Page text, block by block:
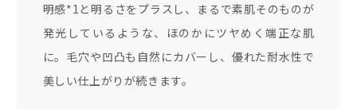
明感*1と明るさをプラスし、まるで素肌そのものが
発光しているような、ほのかにツヤめく端正な肌
に。毛穴や凹凸も自然にカバーし、優れた耐水性で
美しい仕上がりが続きます。